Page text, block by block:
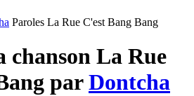
Paroles La Rue C'est Bang Bang
chanson La Rue
parDontcha